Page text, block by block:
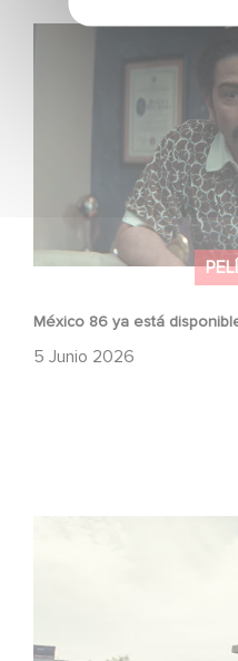
México 86 ya está
5 Junio 2026
México 86 ya está
Mexico 86: descubre el